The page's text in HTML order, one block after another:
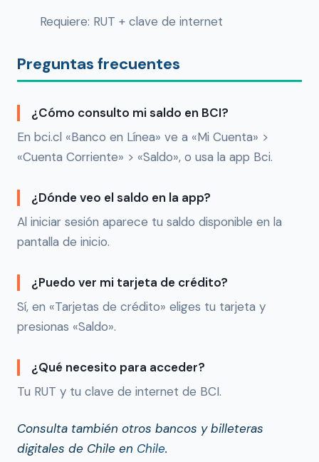
Requiere: RUT + clave de internet
Preguntas frecuentes
¿Cómo consulto mi saldo en BCI?
En bci.cl «Banco en Línea» ve a «Mi Cuenta» >
«Cuenta Corriente» > «Saldo», o usa la app Bci.
¿Dónde veo el saldo en la app?
Al iniciar sesión aparece tu saldo disponible en la
pantalla de inicio.
¿Puedo ver mi tarjeta de crédito?
Sí, en «Tarjetas de crédito» eliges tu tarjeta y
presionas «Saldo».
¿Qué necesito para acceder?
Tu RUT y tu clave de internet de BCI.
Consulta también otros bancos y billeteras
digitales de Chile en Chile.